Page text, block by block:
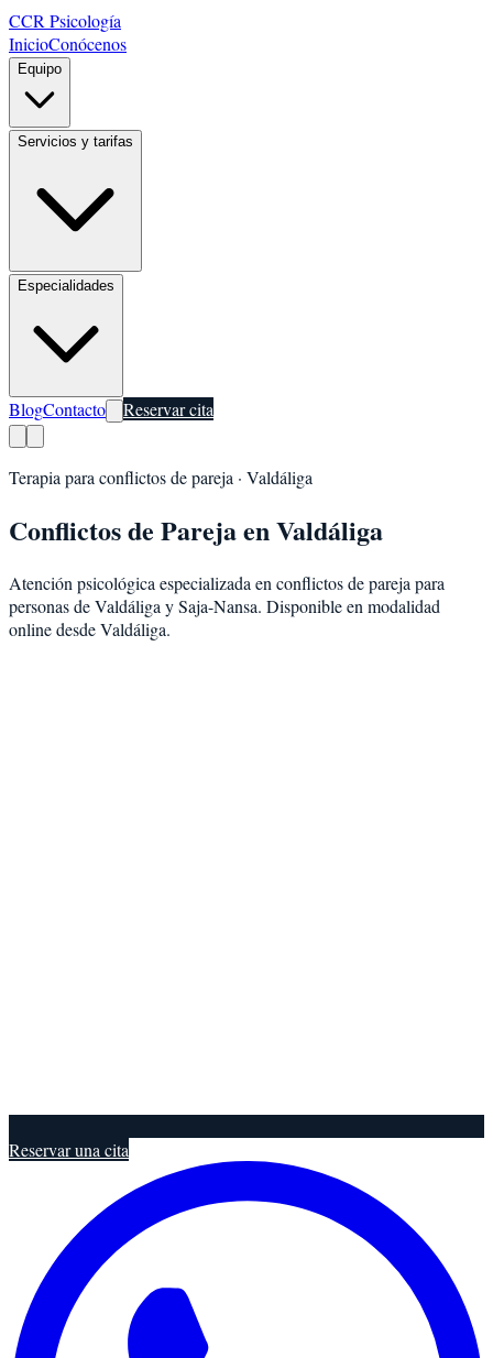
CCR Psicología
InicioConócenos
Equipo
Servicios y tarifas
Especialidades
BlogContacto Reservar cita
Terapia para conflictos de pareja · Valdáliga
Conflictos de ParejaenValdáliga
Atención psicológica especializada en conflictos de pareja para
personas deValdáliga ySaja-Nansa. Disponible en modalidad
online desde Valdáliga.
Reservar una cita